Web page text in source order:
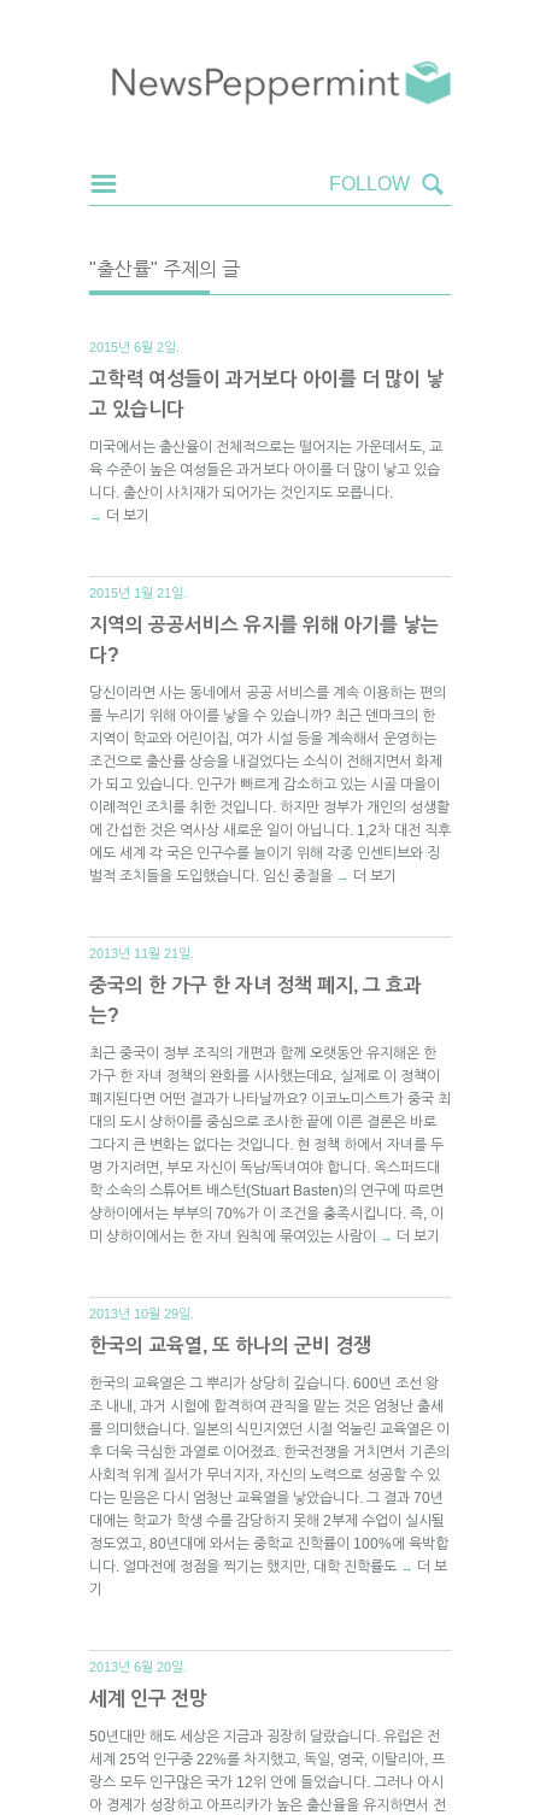
"출산률" 주제의 글
2015년 6월 2일.
고학력 여성들이 과거보다 아이를 더 많이 낳
고 있습니다
미국에서는 출산율이 전체적으로는 떨어지는 가운데서도, 교
육 수준이 높은 여성들은 과거보다 아이를 더 많이 낳고 있습
니다. 출산이 사치재가 되어가는 것인지도 모릅니다.
→ 더 보기
2015년 1월 21일.
지역의 공공서비스 유지를 위해 아기를 낳는
다?
당신이라면 사는 동네에서 공공 서비스를 계속 이용하는 편의
를 누리기 위해 아이를 낳을 수 있습니까? 최근 덴마크의 한
지역이 학교와 어린이집, 여가 시설 등을 계속해서 운영하는
조건으로 출산률 상승을 내걸었다는 소식이 전해지면서 화제
가 되고 있습니다. 인구가 빠르게 감소하고 있는 시골 마을이
이례적인 조치를 취한 것입니다. 하지만 정부가 개인의 성생활
에 간섭한 것은 역사상 새로운 일이 아닙니다. 1,2차 대전 직후
에도 세계 각 국은 인구수를 늘이기 위해 각종 인센티브와 징
벌적 조치들을 도입했습니다. 임신 중절을 → 더 보기
2013년 11월 21일.
중국의 한 가구 한 자녀 정책 폐지, 그 효과
는?
최근 중국이 정부 조직의 개편과 함께 오랫동안 유지해온 한
가구 한 자녀 정책의 완화를 시사했는데요, 실제로 이 정책이
폐지된다면 어떤 결과가 나타날까요? 이코노미스트가 중국 최
대의 도시 샹하이를 중심으로 조사한 끝에 이른 결론은 바로
그다지 큰 변화는 없다는 것입니다. 현 정책 하에서 자녀를 두
명 가지려면, 부모 자신이 독남/독녀여야 합니다. 옥스퍼드대
학 소속의 스튜어트 배스턴(Stuart Basten)의 연구에 따르면
샹하이에서는 부부의 70%가 이 조건을 충족시킵니다. 즉, 이
미 샹하이에서는 한 자녀 원칙에 묶여있는 사람이
→ 더 보기
2013년 10월 29일.
한국의 교육열, 또 하나의 군비 경쟁
한국의 교육열은 그 뿌리가 상당히 깊습니다. 600년 조선 왕
조 내내, 과거 시험에 합격하여 관직을 맡는 것은 엄청난 출세
를 의미했습니다. 일본의 식민지였던 시절 억눌린 교육열은 이
후 더욱 극심한 과열로 이어졌죠. 한국전쟁을 거치면서 기존의
사회적 위계 질서가 무너지자, 자신의 노력으로 성공할 수 있
다는 믿음은 다시 엄청난 교육열을 낳았습니다. 그 결과 70년
대에는 학교가 학생 수를 감당하지 못해 2부제 수업이 실시될
정도였고, 80년대에 와서는 중학교 진학률이 100%에 육박합
니다. 얼마전에 정점을 찍기는 했지만, 대학 진학률도 → 더 보
기
2013년 6월 20일.
세계 인구 전망
50년대만 해도 세상은 지금과 굉장히 달랐습니다. 유럽은 전
세계 25억 인구중 22%를 차지했고, 독일, 영국, 이탈리아, 프
랑스 모두 인구많은 국가 12위 안에 들었습니다. 그러나 아시
아 경제가 성장하고 아프리카가 높은 출산율을 유지하면서 전